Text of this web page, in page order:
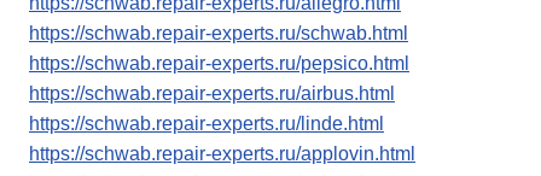
https://schwab.repair-experts.ru/schwab.html
https://schwab.repair-experts.ru/pepsico.html
https://schwab.repair-experts.ru/airbus.html
https://schwab.repair-experts.ru/linde.html
https://schwab.repair-experts.ru/applovin.html